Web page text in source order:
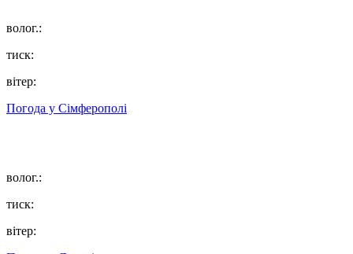
волог.:
тиск:
вітер:
Погода у Сімферополі
волог.:
тиск:
вітер: